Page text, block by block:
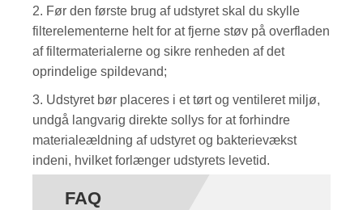
2. Før den første brug af udstyret skal du skylle
filterelementerne helt for at fjerne støv på overfladen
af ​​filtermaterialerne og sikre renheden af ​​det
oprindelige spildevand;
3. Udstyret bør placeres i et tørt og ventileret miljø,
undgå langvarig direkte sollys for at forhindre
materialeældning af udstyret og bakterievækst
indeni, hvilket forlænger udstyrets levetid.
FAQ